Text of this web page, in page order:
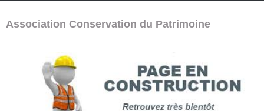
Association Conservation du Patrimoine